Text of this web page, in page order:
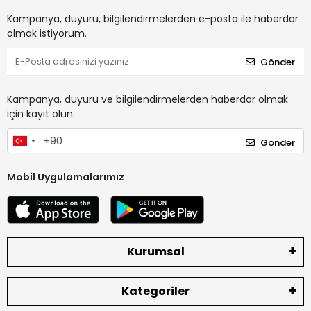
Kampanya, duyuru, bilgilendirmelerden e-posta ile haberdar
olmak istiyorum.
Gönder
Kampanya, duyuru ve bilgilendirmelerden haberdar olmak
için kayıt olun.
Gönder
Mobil Uygulamalarımız
Kurumsal
Kategoriler